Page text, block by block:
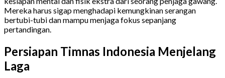
Mereka harus sigap menghadapi kemungkinan serangan
bertubi-tubi dan mampu menjaga fokus sepanjang
pertandingan.
Persiapan Timnas Indonesia Menjelang
Laga